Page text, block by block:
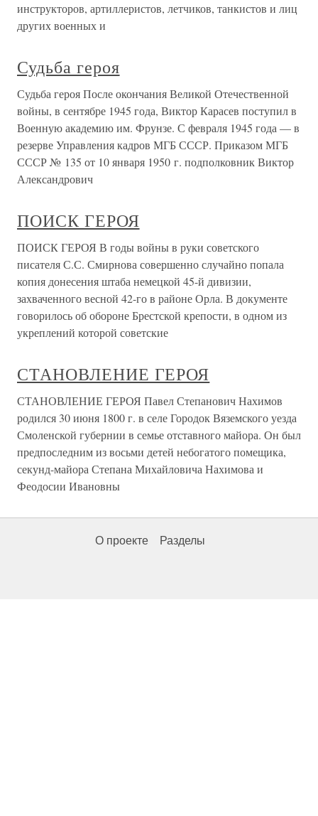
инструкторов, артиллеристов, летчиков, танкистов и лиц
других военных и
Судьба героя
Судьба героя После окончания Великой Отечественной
войны, в сентябре 1945 года, Виктор Карасев поступил в
Военную академию им. Фрунзе. С февраля 1945 года — в
резерве Управления кадров МГБ СССР. Приказом МГБ
СССР № 135 от 10 января 1950 г. подполковник Виктор
Александрович
ПОИСК ГЕРОЯ
ПОИСК ГЕРОЯ В годы войны в руки советского
писателя С.С. Смирнова совершенно случайно попала
копия донесения штаба немецкой 45-й дивизии,
захваченного весной 42-го в районе Орла. В документе
говорилось об обороне Брестской крепости, в одном из
укреплений которой советские
СТАНОВЛЕНИЕ ГЕРОЯ
СТАНОВЛЕНИЕ ГЕРОЯ Павел Степанович Нахимов
родился 30 июня 1800 г. в селе Городок Вяземского уезда
Смоленской губернии в семье отставного майора. Он был
предпоследним из восьми детей небогатого помещика,
секунд-майора Степана Михайловича Нахимова и
Феодосии Ивановны
О проекте Разделы